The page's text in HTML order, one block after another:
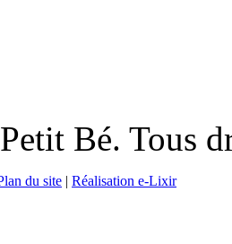
Bé. Tous
du site | Réalisation e-Lixir